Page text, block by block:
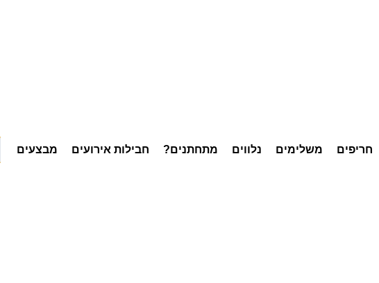
חריפים משלימים נלווים מתחתנים? חבילות אירועים מבצעים